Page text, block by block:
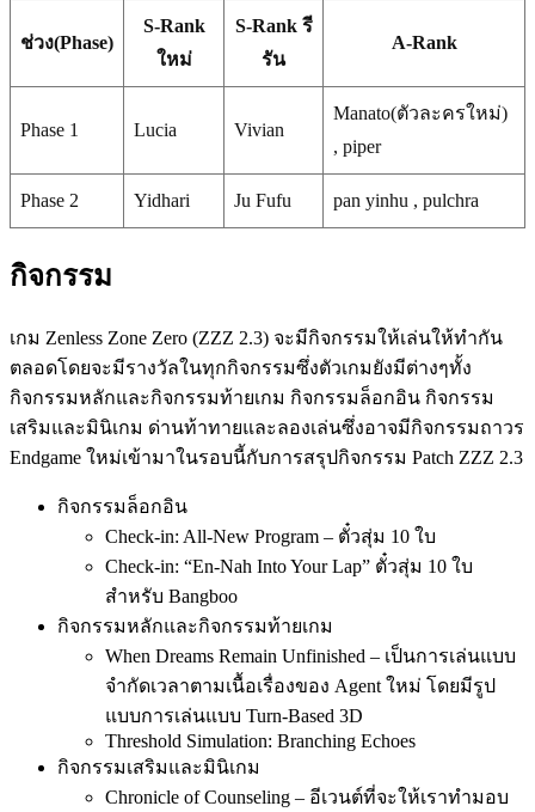
ช่วง(Phase)
S-Rank
ใหม่
S-Rank รี
รัน
A-Rank
Phase 1 Lucia Vivian
Manato(ตัวละครใหม่)
, piper
Phase 2 Yidhari Ju Fufu pan yinhu , pulchra
กิจกรรม
เกม Zenless Zone Zero (ZZZ 2.3) จะมีกิจกรรมให้เล่นให้ทำกัน
ตลอดโดยจะมีรางวัลในทุกกิจกรรมซึ่งตัวเกมยังมีต่างๆทั้ง
กิจกรรมหลักและกิจกรรมท้ายเกม กิจกรรมล็อกอิน กิจกรรม
เสริมและมินิเกม ด่านท้าทายและลองเล่นซึ่งอาจมีกิจกรรมถาวร
Endgame ใหม่เข้ามาในรอบนี้กับการสรุปกิจกรรม Patch ZZZ 2.3
กิจกรรมล็อกอิน
Check-in: All-New Program – ตั๋วสุ่ม 10 ใบ
Check-in: “En-Nah Into Your Lap” ตั๋วสุ่ม 10 ใบ
สำหรับ Bangboo
กิจกรรมหลักและกิจกรรมท้ายเกม
When Dreams Remain Unfinished – เป็นการเล่นแบบ
จำกัดเวลาตามเนื้อเรื่องของ Agent ใหม่ โดยมีรูป
แบบการเล่นแบบ Turn-Based 3D
Threshold Simulation: Branching Echoes
กิจกรรมเสริมและมินิเกม
Chronicle of Counseling – อีเวนต์ที่จะให้เราทำมอบ